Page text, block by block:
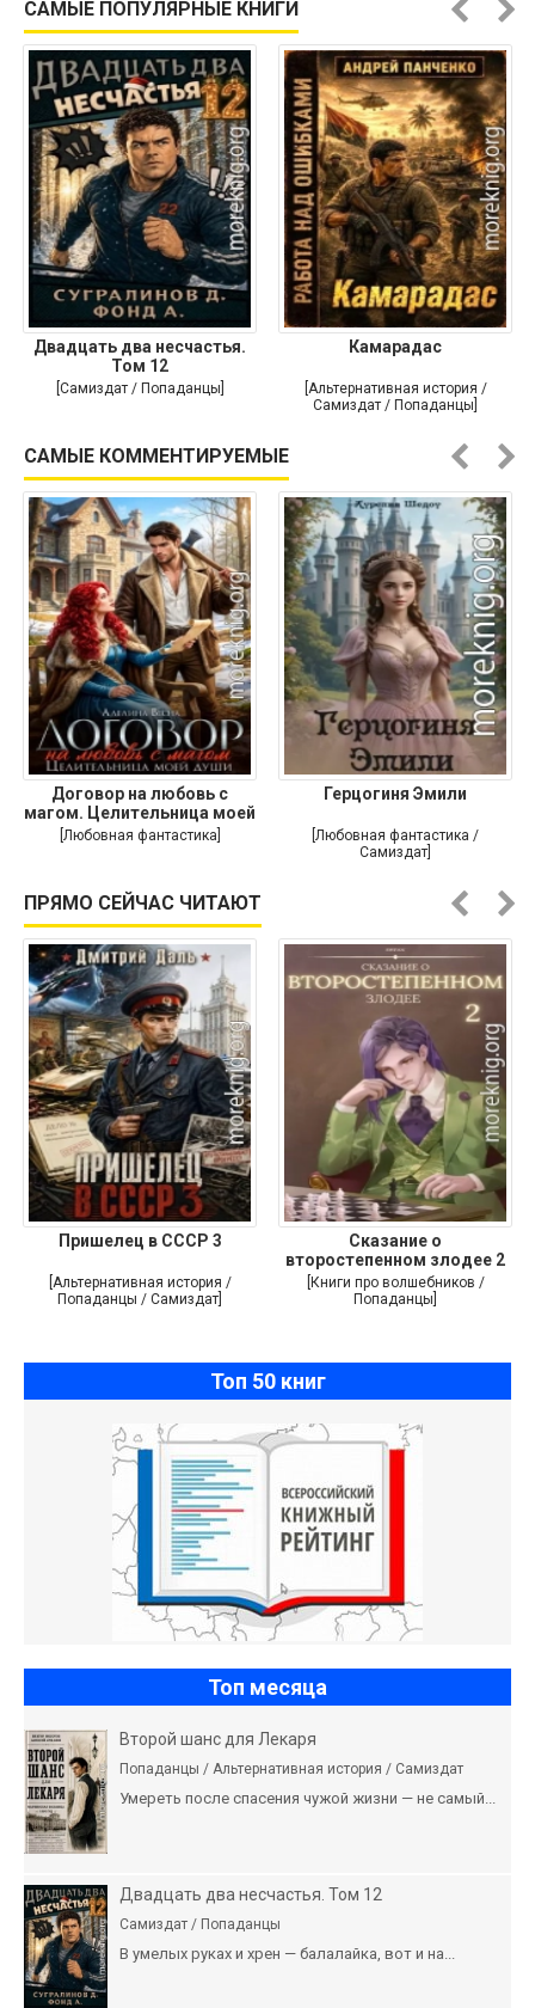
САМЫЕ ПОПУЛЯРНЫЕ КНИГИ
Двадцать два несчастья.
Том 12
[Самиздат / Попаданцы]
Камарадас
[Альтернативная история /
Самиздат / Попаданцы]
САМЫЕ КОММЕНТИРУЕМЫЕ
Договор на любовь с
магом. Целительница моей
души
[Любовная фантастика]
Герцогиня Эмили
[Любовная фантастика /
Самиздат]
ПРЯМО СЕЙЧАС ЧИТАЮТ
Пришелец в СССР 3
[Альтернативная история /
Попаданцы / Самиздат]
Сказание о
второстепенном злодее 2
[Книги про волшебников /
Попаданцы]
Топ 50 книг
Топ месяца
Второй шанс для Лекаря
Попаданцы / Альтернативная история / Самиздат
Умереть после спасения чужой жизни — не самый...
Двадцать два несчастья. Том 12
Самиздат / Попаданцы
В умелых руках и хрен — балалайка, вот и на...